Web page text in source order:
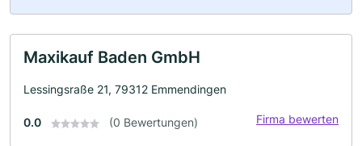
Maxikauf Baden GmbH
Lessingsraße 21, 79312 Emmendingen
0.0 (0 Bewertungen) Firma bewerten